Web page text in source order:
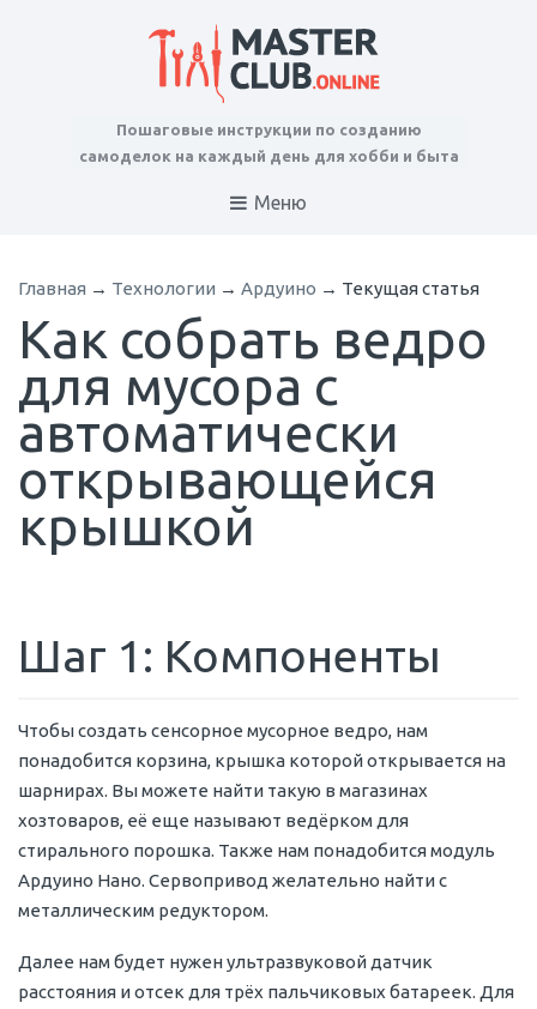
Пошаговые инструкции по созданию
самоделок на каждый день для хобби и быта
Меню
Главная → Технологии → Ардуино → Текущая статья
Как собрать ведро
для мусора с
автоматически
открывающейся
крышкой
Шаг 1: Компоненты
Чтобы создать сенсорное мусорное ведро, нам
понадобится корзина, крышка которой открывается на
шарнирах. Вы можете найти такую в магазинах
хозтоваров, её еще называют ведёрком для
стирального порошка. Также нам понадобится модуль
Ардуино Нано. Сервопривод желательно найти с
металлическим редуктором.
Далее нам будет нужен ультразвуковой датчик
расстояния и отсек для трёх пальчиковых батареек. Для